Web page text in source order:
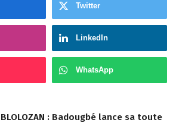
Twitter
LinkedIn
WhatsApp
BLOLOZAN : Badougbé lance sa toute